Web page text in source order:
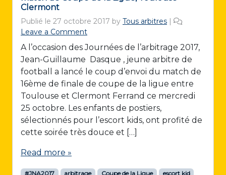
Clermont
Publié le 27 octobre 2017 by Tous arbitres |
Leave a Comment
A l’occasion des Journées de l’arbitrage 2017,
Jean-Guillaume Dasque , jeune arbitre de
football a lancé le coup d’envoi du match de
16ème de finale de coupe de la ligue entre
Toulouse et Clermont Ferrand ce mercredi
25 octobre. Les enfants de postiers,
sélectionnés pour l’escort kids, ont profité de
cette soirée très douce et […]
Read more »
#JNA2017 arbitrage Coupe de la Ligue
escort kid